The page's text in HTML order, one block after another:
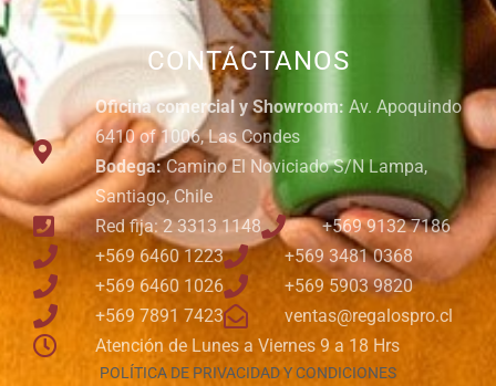
CONTÁCTANOS
Oficina comercial y Showroom: Av. Apoquindo
6410 of 1006, Las Condes
Bodega:Camino El Noviciado S/N Lampa,
Santiago, Chile
Red fija: 2 3313 1148
+569 9132 7186
+569 6460 1223
+569 3481 0368
+569 6460 1026
+569 5903 9820
+569 7891 7423
ventas@regalospro.cl
Atención de Lunes a Viernes 9 a 18 Hrs
POLÍTICA DE PRIVACIDAD Y CONDICIONES